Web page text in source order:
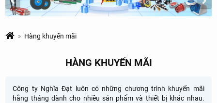
Hàng khuyến mãi
HÀNG KHUYẾN MÃI
Công ty Nghĩa Đạt luôn có những chương trình khuyến mãi
hằng tháng dành cho nhiều sản phẩm và thiết bị khác nhau.